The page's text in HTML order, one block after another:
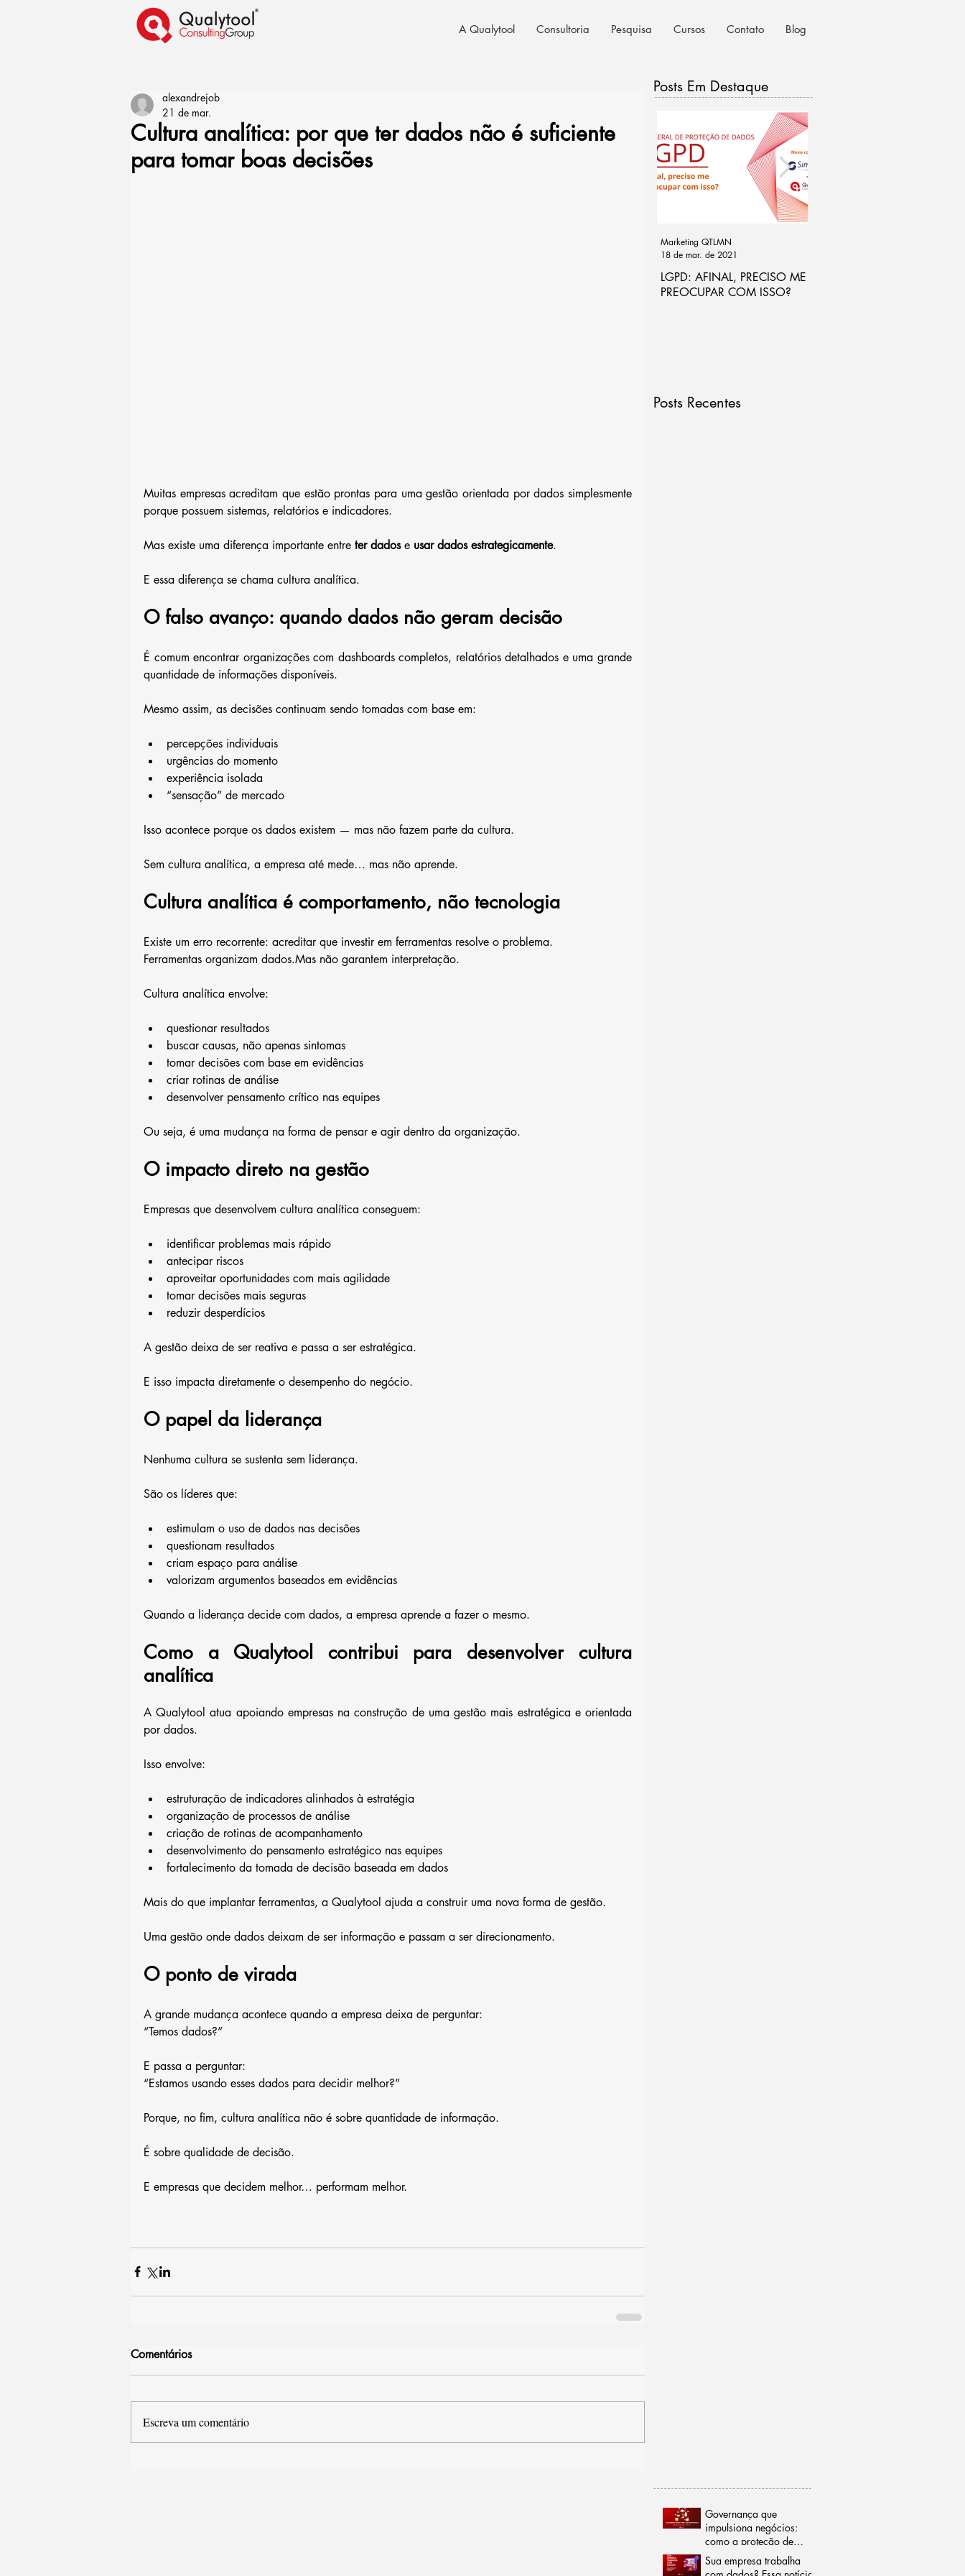
A Qualytool Consultoria Pesquisa Cursos Contato Blog
Cultura analítica: por que ter dados não é suficiente
para tomar boas decisões
alexandrejob
21 de mar.
Muitas empresas acreditam que estão prontas para uma gestão orientada por dados simplesmente
porque possuem sistemas, relatórios e indicadores.
Mas existe uma diferença importante entre ter dados e usar dados estrategicamente.
E essa diferença se chama cultura analítica.
O falso avanço: quando dados não geram decisão
É comum encontrar organizações com dashboards completos, relatórios detalhados e uma grande
quantidade de informações disponíveis.
Mesmo assim, as decisões continuam sendo tomadas com base em:
percepções individuais
urgências do momento
experiência isolada
“sensação” de mercado
Isso acontece porque os dados existem — mas não fazem parte da cultura.
Sem cultura analítica, a empresa até mede… mas não aprende.
Cultura analítica é comportamento, não tecnologia
Existe um erro recorrente: acreditar que investir em ferramentas resolve o problema.
Ferramentas organizam dados.Mas não garantem interpretação.
Cultura analítica envolve:
questionar resultados
buscar causas, não apenas sintomas
tomar decisões com base em evidências
criar rotinas de análise
desenvolver pensamento crítico nas equipes
Ou seja, é uma mudança na forma de pensar e agir dentro da organização.
O impacto direto na gestão
Empresas que desenvolvem cultura analítica conseguem:
identificar problemas mais rápido
antecipar riscos
aproveitar oportunidades com mais agilidade
tomar decisões mais seguras
reduzir desperdícios
A gestão deixa de ser reativa e passa a ser estratégica.
E isso impacta diretamente o desempenho do negócio.
O papel da liderança
Nenhuma cultura se sustenta sem liderança.
São os líderes que:
estimulam o uso de dados nas decisões
questionam resultados
criam espaço para análise
valorizam argumentos baseados em evidências
Quando a liderança decide com dados, a empresa aprende a fazer o mesmo.
Como a Qualytool contribui para desenvolver cultura
analítica
A Qualytool atua apoiando empresas na construção de uma gestão mais estratégica e orientada
por dados.
Isso envolve:
estruturação de indicadores alinhados à estratégia
organização de processos de análise
criação de rotinas de acompanhamento
desenvolvimento do pensamento estratégico nas equipes
fortalecimento da tomada de decisão baseada em dados
Mais do que implantar ferramentas, a Qualytool ajuda a construir uma nova forma de gestão.
Uma gestão onde dados deixam de ser informação e passam a ser direcionamento.
O ponto de virada
A grande mudança acontece quando a empresa deixa de perguntar:
“Temos dados?”
E passa a perguntar:
“Estamos usando esses dados para decidir melhor?”
Porque, no fim, cultura analítica não é sobre quantidade de informação.
É sobre qualidade de decisão.
E empresas que decidem melhor… performam melhor.
Comentários
Escreva um comentário
Posts Em Destaque
LGPD: AFINAL, PRECISO ME
PREOCUPAR COM ISSO?
Marketing QTLMN
18 de mar. de 2021
Posts Recentes
Governança que
impulsiona negócios:
como a proteção de
dados pode reduzir
burocracias e abrir
Sua empresa trabalha